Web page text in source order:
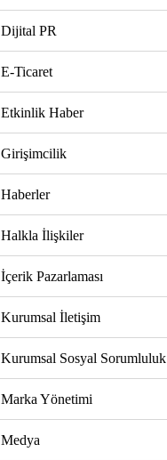
Dijital PR
E-Ticaret
Etkinlik Haber
Girişimcilik
Haberler
Halkla İlişkiler
İçerik Pazarlaması
Kurumsal İletişim
Kurumsal Sosyal Sorumluluk
Marka Yönetimi
Medya